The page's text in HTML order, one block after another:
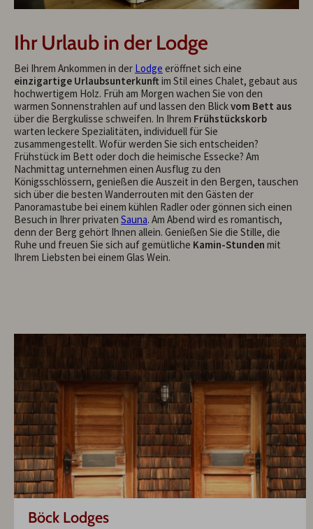
Ihr Urlaub in der Lodge
Bei Ihrem Ankommen in der Lodge eröffnet sich eine
einzigartige Urlaubsunterkunftim Stil eines Chalet, gebaut aus
hochwertigem Holz. Früh am Morgen wachen Sie von den
warmen Sonnenstrahlen auf und lassen den Blickvom Bett aus
über die Bergkulisse schweifen. In Ihrem Frühstückskorb
warten leckere Spezialitäten, individuell für Sie
zusammengestellt. Wofür werden Sie sich entscheiden?
Frühstück im Bett oder doch die heimische Essecke? Am
Nachmittag unternehmen einen Ausflug zu den
Königsschlössern, genießen die Auszeit in den Bergen, tauschen
sich über die besten Wanderrouten mit den Gästen der
Panoramastube bei einem kühlen Radler oder gönnen sich einen
Besuch in Ihrer privaten Sauna. Am Abend wird es romantisch,
denn der Berg gehört Ihnen allein. Genießen Sie die Stille, die
Ruhe und freuen Sie sich auf gemütliche Kamin-Stunden mit
Ihrem Liebsten bei einem Glas Wein.
Böck Lodges